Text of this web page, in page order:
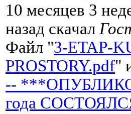
10 месяцев 3
назад скачал
Файл "3-ETAP-
PROSTORY.pdf"
--
года